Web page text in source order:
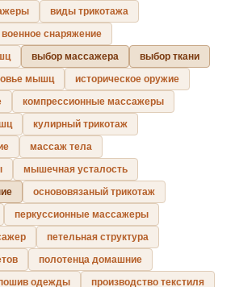
виды трикотажа
военное снаряжение
выбор массажера
выбор ткани
мышц
историческое оружие
компрессионные массажеры
кулирный трикотаж
массаж тела
мышечная усталость
основовязаный трикотаж
перкуссионные массажеры
петельная структура
полотенца домашние
одежды
производство текстиля